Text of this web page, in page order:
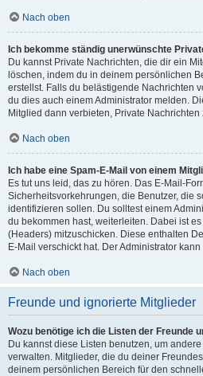
Nach oben
Ich bekomme ständig unerwünschte
Du kannst Private Nachrichten, die dir ein
löschen, indem du in deinem persönlichen
erstellst. Falls du belästigende Nachrichten
du dies auch einem Administrator melden.
Mitglied dann verbieten, Private Nachrichten
Nach oben
Ich habe eine Spam-E-Mail von einem
Es tut uns leid, das zu hören. Das E-Mail-
Sicherheitsvorkehrungen, die Benutzer, die
identifizieren sollen. Du solltest einem
du bekommen hast, weiterleiten. Dabei ist
(Headers) mitzuschicken. Diese enthalten
E-Mail verschickt hat. Der Administrator
Nach oben
Freunde und ignorierte Mitglieder
Wozu benötige ich die Listen der Freunde
Du kannst diese Listen benutzen, um
verwalten. Mitglieder, die du deiner
deinem persönlichen Bereich für den